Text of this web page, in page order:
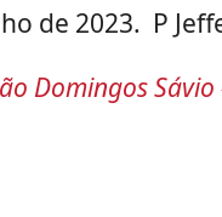
de 2023. P
Domingos